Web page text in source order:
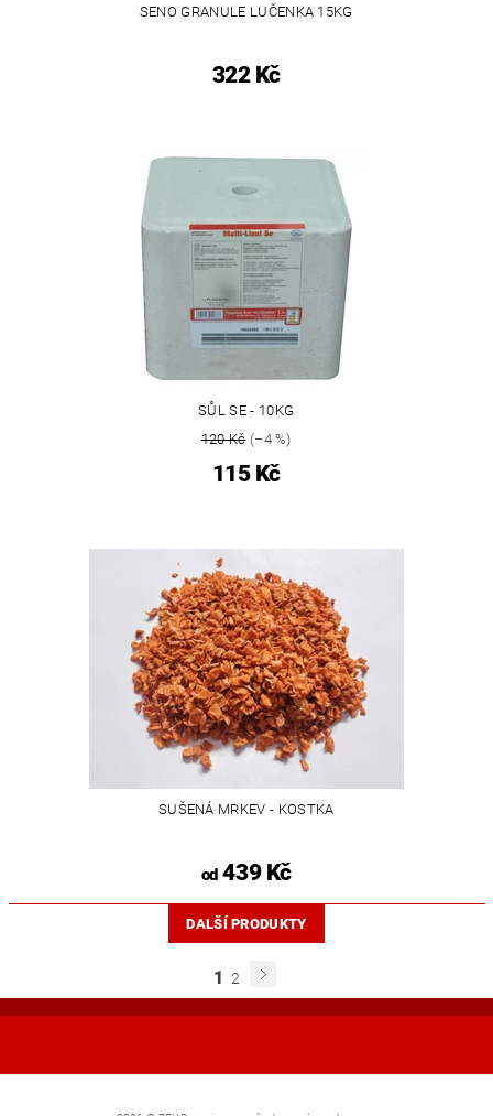
SENO GRANULE LUČENKA 15KG
322 Kč
SŮL SE - 10KG
120 Kč(–4 %)
115 Kč
SUŠENÁ MRKEV - KOSTKA
od439 Kč
DALŠÍ PRODUKTY
1 2